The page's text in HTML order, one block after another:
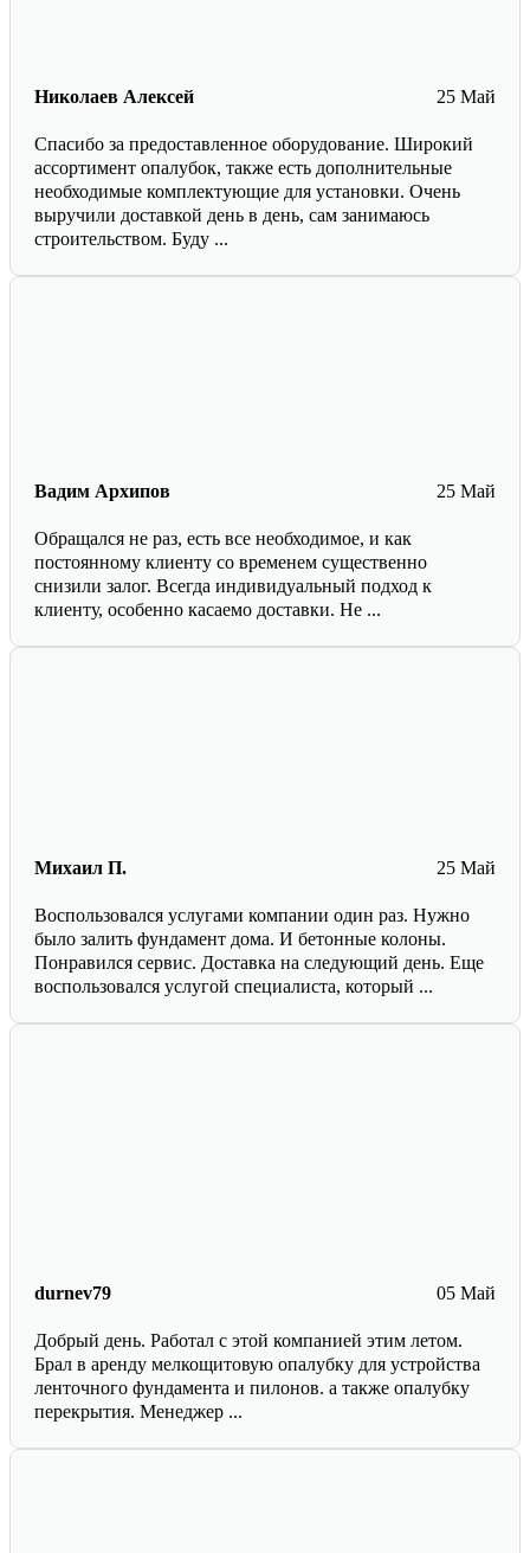
25 Май
Николаев Алексей
Спасибо за предоставленное оборудование. Широкий
ассортимент опалубок, также есть дополнительные
необходимые комплектующие для установки. Очень
выручили доставкой день в день, сам занимаюсь
строительством. Буду ...
25 Май
Вадим Архипов
Обращался не раз, есть все необходимое, и как
постоянному клиенту со временем существенно
снизили залог. Всегда индивидуальный подход к
клиенту, особенно касаемо доставки. Не ...
25 Май
Михаил П.
Воспользовался услугами компании один раз. Нужно
было залить фундамент дома. И бетонные колоны.
Понравился сервис. Доставка на следующий день. Еще
воспользовался услугой специалиста, который ...
05 Май
durnev79
Добрый день. Работал с этой компанией этим летом.
Брал в аренду мелкощитовую опалубку для устройства
ленточного фундамента и пилонов. а также опалубку
перекрытия. Менеджер ...